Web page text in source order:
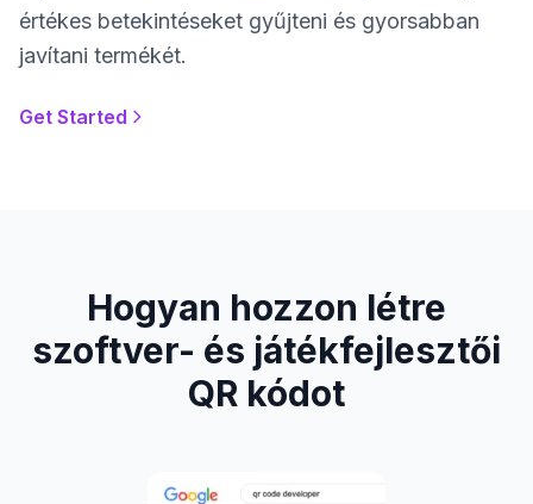
értékes betekintéseket gyűjteni és gyorsabban
javítani termékét.
Get Started
Hogyan hozzon létre
szoftver- és játékfejlesztői
QR kódot